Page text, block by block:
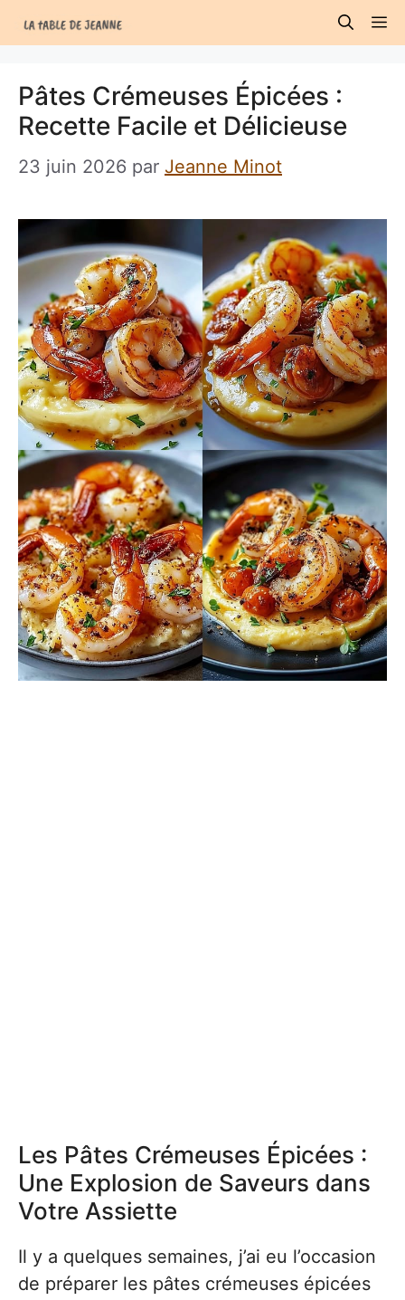
au
Pâtes Crémeuses Épicées :
Recette Facile et Délicieuse
23 juin 2026 par Jeanne Minot
Les Pâtes Crémeuses Épicées :
Une Explosion de Saveurs dans
Votre Assiette
Il y a quelques semaines, j’ai eu l’occasion
de préparer les pâtes crémeuses épicées